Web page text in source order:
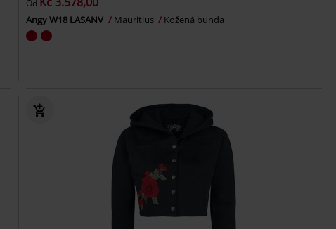
Od
Angy W18 LASANV Mauritius Kožená bunda